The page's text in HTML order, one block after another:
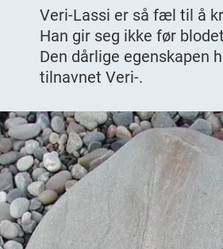
Veri-Lassi er så fæl til å
Han gir seg ikke før
Den dårlige egenskapen
tilnavnet Veri-.